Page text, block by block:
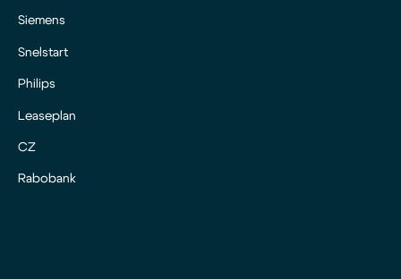
Siemens
Snelstart
Philips
Leaseplan
CZ
Rabobank